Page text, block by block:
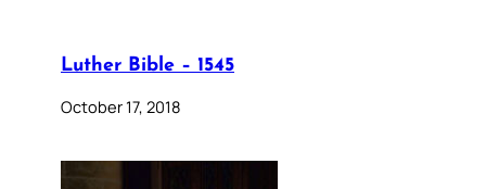
Luther Bible – 1545
October 17, 2018